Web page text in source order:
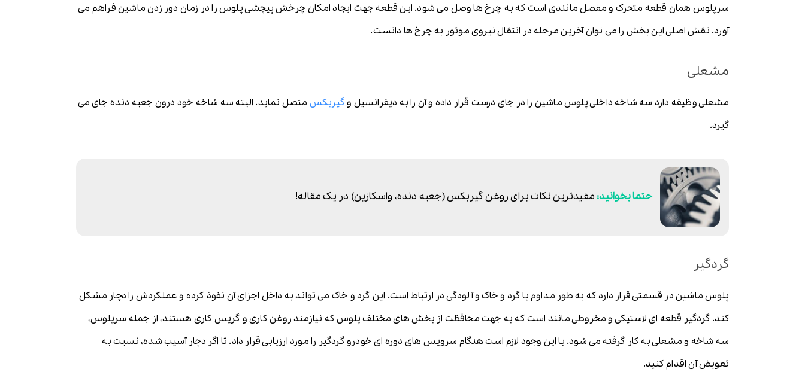
سرپلوس همان قطعه متحرک و مفصل مانندی است که به چرخ ها وصل می شود. این قطعه جهت ایجاد امکان چرخش پیچشی پلوس را در زمان دور زدن ماشین فراهم می
آورد. نقش اصلی این بخش را می توان آخرین مرحله در انتقال نیروی موتور به چرخ ها دانست.
مشعلی
مشعلی وظیفه دارد سه شاخه داخلی پلوس ماشین را در جای درست قرار داده و آن را به دیفرانسیل وگیربکس متصل نماید. البته سه شاخه خود درون جعبه دنده جای می
گیرد.
مفیدترین نکات برای روغن گیربکس (جعبه دنده، واسکازین) در یک مقاله!
گردگیر
پلوس ماشین در قسمتی قرار دارد که به طور مداوم با گرد و خاک و آلودگی در ارتباط است. این گرد و خاک می تواند به داخل اجزای آن نفوذ کرده و عملکردش را دچار مشکل
کند. گردگیر قطعه ای لاستیکی و مخروطی مانند است که به جهت محافظت از بخش های مختلف پلوس که نیازمند روغن کاری و گریس کاری هستند، از جمله سرپلوس،
سه شاخه و مشعلی به کار گرفته می شود. با این وجود لازم است هنگام سرویس های دوره ای خودرو گردگیر را مورد ارزیابی قرار داد. تا اگر دچار آسیب شده، نسبت به
تعویض آن اقدام کنید.